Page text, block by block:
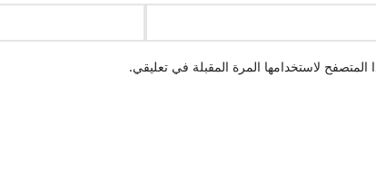
لاستخدامها المرة المقبلة في تعليقي.